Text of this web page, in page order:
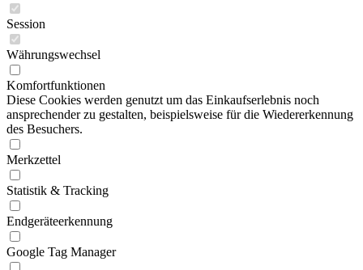
Session
Währungswechsel
Komfortfunktionen
Diese Cookies werden genutzt um das Einkaufserlebnis noch
ansprechender zu gestalten, beispielsweise für die Wiedererkennung
des Besuchers.
Merkzettel
Statistik & Tracking
Endgeräteerkennung
Google Tag Manager